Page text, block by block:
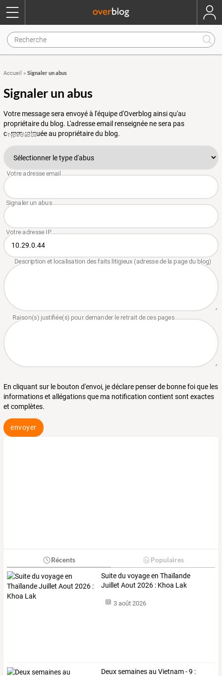
Accueil » Signaler un abus
Signaler un abus
Votre message sera envoyé à l'équipe d'Overblog ainsi qu'au
propriétaire du blog. L'adresse email renseignée ne sera pas
communiquée au propriétaire du blog.
En cliquant sur le bouton d'envoi, je déclare penser de bonne foi que les
informations et allégations que ma notification contient sont exactes
et complètes.
envoyer
Récents Populaires
Suite du voyage en Thaïlande
Juillet Aout 2026 : Khoa Lak
3 août 2026
Deux semaines au Vietnam - 9 :